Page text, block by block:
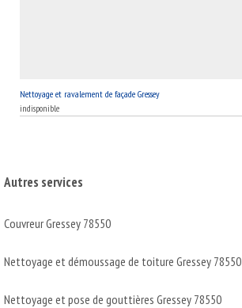
Nettoyage et ravalement de façade Gressey
indisponible
Autres services
Couvreur Gressey 78550
Nettoyage et démoussage de toiture Gressey 78550
Nettoyage et pose de gouttières Gressey 78550